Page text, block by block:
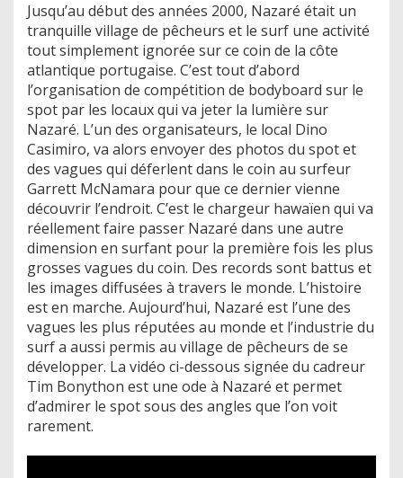
Jusqu’au début des années 2000, Nazaré était un
tranquille village de pêcheurs et le surf une activité
tout simplement ignorée sur ce coin de la côte
atlantique portugaise. C’est tout d’abord
l’organisation de compétition de bodyboard sur le
spot par les locaux qui va jeter la lumière sur
Nazaré. L’un des organisateurs, le local Dino
Casimiro, va alors envoyer des photos du spot et
des vagues qui déferlent dans le coin au surfeur
Garrett McNamara pour que ce dernier vienne
découvrir l’endroit. C’est le chargeur hawaïen qui va
réellement faire passer Nazaré dans une autre
dimension en surfant pour la première fois les plus
grosses vagues du coin. Des records sont battus et
les images diffusées à travers le monde. L’histoire
est en marche. Aujourd’hui, Nazaré est l’une des
vagues les plus réputées au monde et l’industrie du
surf a aussi permis au village de pêcheurs de se
développer. La vidéo ci-dessous signée du cadreur
Tim Bonython est une ode à Nazaré et permet
d’admirer le spot sous des angles que l’on voit
rarement.